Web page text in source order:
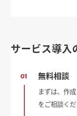
サービス導入
01 無料相談
まずは、作
をご相談くだ